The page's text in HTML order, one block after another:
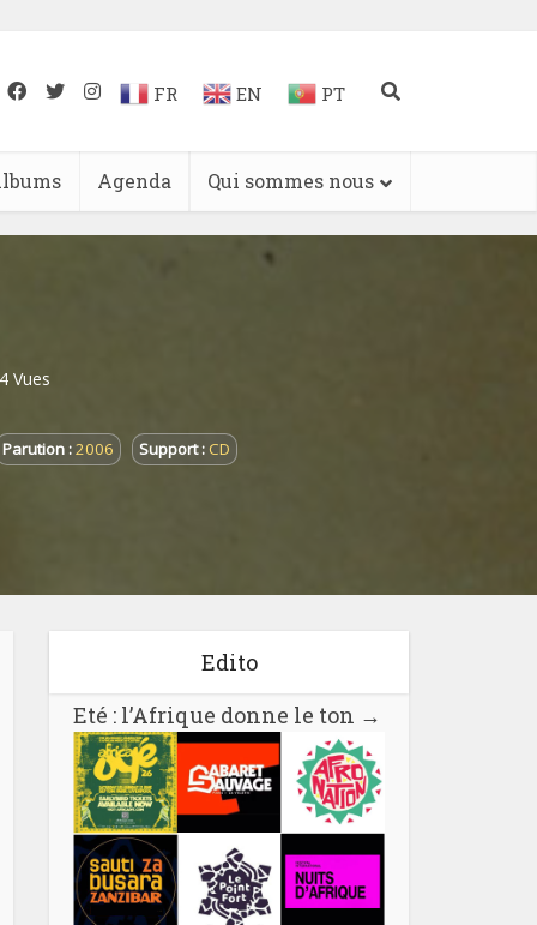
FR EN PT
Agenda Qui sommes nous
Vues
Parution :2006 Support : CD
Edito
Eté : l’Afrique donne le ton →